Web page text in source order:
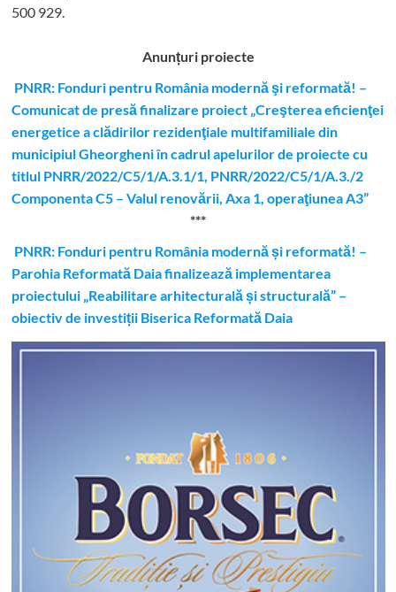
500 929.
Anunțuri proiecte
PNRR: Fonduri pentru România modernă şi reformată! –
Comunicat de presă finalizare proiect „Creşterea eficienţei
energetice a clădirilor rezidenţiale multifamiliale din
municipiul Gheorgheni în cadrul apelurilor de proiecte cu
titlul PNRR/2022/C5/1/A.3.1/1, PNRR/2022/C5/1/A.3./2
Componenta C5 – Valul renovării, Axa 1, operaţiunea A3”
***
PNRR: Fonduri pentru România modernă și reformată! –
Parohia Reformată Daia finalizează implementarea
proiectului „Reabilitare arhitecturală și structurală” –
obiectiv de investiții Biserica Reformată Daia